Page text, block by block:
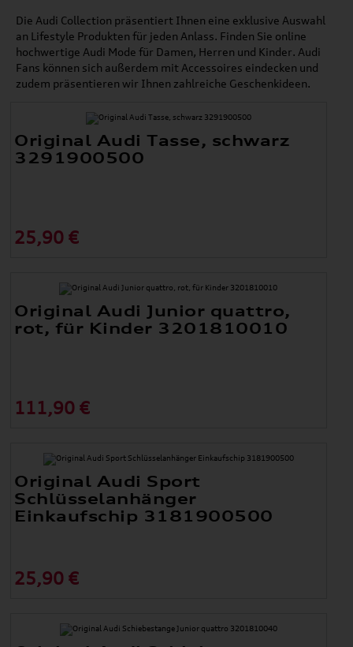
Die Audi Collection präsentiert Ihnen eine exklusive Auswahl
an Lifestyle Produkten für jeden Anlass. Finden Sie online
hochwertige Audi Mode für Damen, Herren und Kinder. Audi
Fans können sich außerdem mit Accessoires eindecken und
zudem präsentieren wir Ihnen zahlreiche Geschenkideen.
Original Audi Tasse, schwarz
3291900500
25,90 €
Original Audi Junior quattro,
rot, für Kinder 3201810010
111,90 €
Original Audi Sport
Schlüsselanhänger
Einkaufschip 3181900500
25,90 €